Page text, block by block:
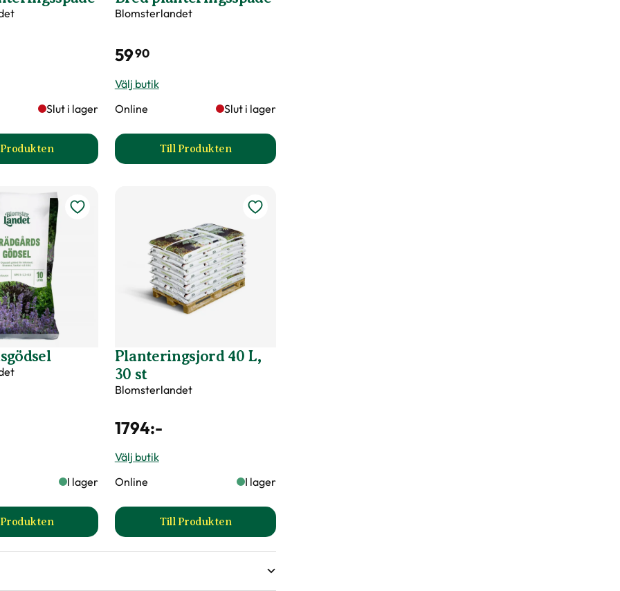
Slut i lager
till Smal planteringsspade produktsida
Blomsterlandet
5990
Välj butik
Online
Slut i lager
Till Produkten
till Bred planteringsspade produktsida
I lager
till Trädgårdsgödsel produktsida
Planteringsjord 40 L,
30 st
Blomsterlandet
1794:-
Välj butik
Online
I lager
Till Produkten
till Planteringsjord 40 L, 30 st produktsida